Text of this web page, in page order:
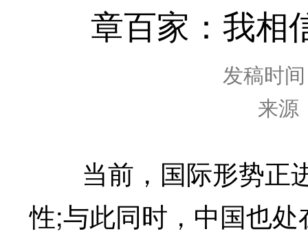
章百家：我相
发稿时
来源
当前，国际形势正
性;与此同时，中国也